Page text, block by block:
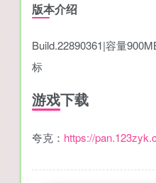
版本介绍
Build.22890361|容量
标
游戏下载
夸克： https://